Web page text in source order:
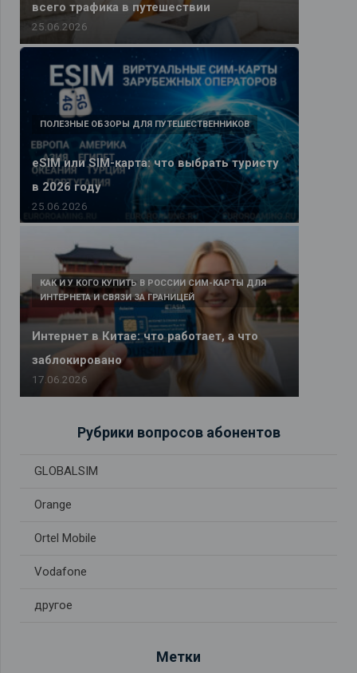
всего трафика в путешествии
25.06.2026
eSIM или SIM-карта: что выбрать туристу
в 2026 году
ПОЛЕЗНЫЕ ОБЗОРЫ ДЛЯ ПУТЕШЕСТВЕННИКОВ
25.06.2026
Интернет в Китае: что работает, а что
заблокировано
КАК И У КОГО КУПИТЬ В РОССИИ СИМ-КАРТЫ ДЛЯ
ИНТЕРНЕТА И СВЯЗИ ЗА ГРАНИЦЕЙ
17.06.2026
Рубрики вопросов абонентов
GLOBALSIM
Orange
Ortel Mobile
Vodafone
другое
Метки